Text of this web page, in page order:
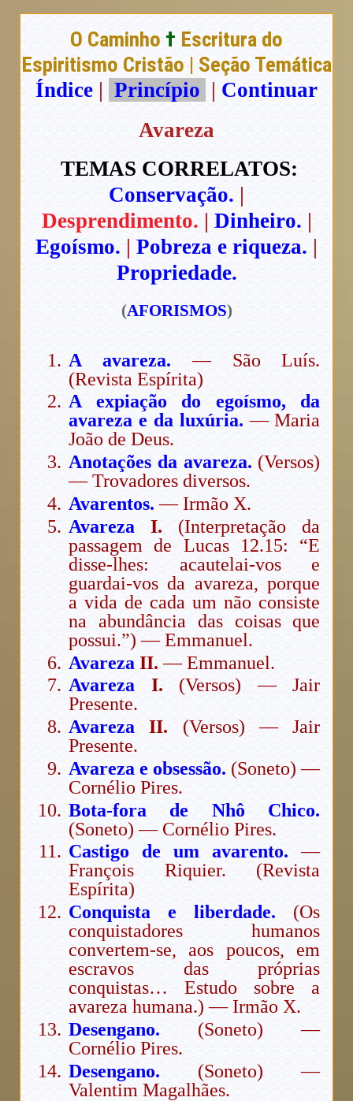
O Caminho † Escritura do
Espiritismo Cristão | Seção Temática
Índice | Princípio | Continuar
Avareza
TEMAS CORRELATOS:
Conservação. |
Desprendimento. | Dinheiro. |
Egoísmo. | Pobreza e riqueza. |
Propriedade.
(AFORISMOS)
A avareza. — São Luís.
(Revista Espírita)
A expiação do egoísmo, da
avareza e da luxúria. — Maria
João de Deus.
Anotações da avareza. (Versos)
— Trovadores diversos.
Avarentos. — Irmão X.
Avareza I. (Interpretação da
passagem de Lucas 12.15: “E
disse-lhes: acautelai-vos e
guardai-vos da avareza, porque
a vida de cada um não consiste
na abundância das coisas que
possui.”) — Emmanuel.
Avareza II. — Emmanuel.
AvarezaI. (Versos) — Jair
Presente.
Avareza II. (Versos) — Jair
Presente.
Avareza e obsessão. (Soneto) —
Cornélio Pires.
Bota-fora de Nhô Chico.
(Soneto) — Cornélio Pires.
Castigo de um avarento. —
François Riquier. (Revista
Espírita)
Conquista e liberdade. (Os
conquistadores humanos
convertem-se, aos poucos, em
escravos das próprias
conquistas… Estudo sobre a
avareza humana.) — Irmão X.
Desengano. (Soneto) —
Cornélio Pires.
Desengano. (Soneto) —
Valentim Magalhães.